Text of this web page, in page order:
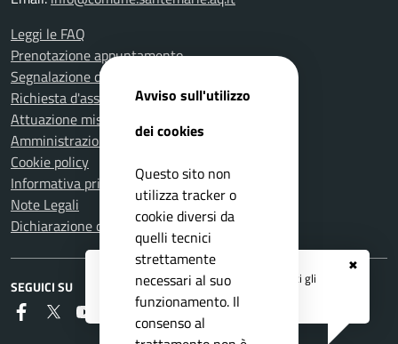
✖
Registrati ai serviziAPP IO
e ricevi tutti gli
aggiornamenti dall'Ente
Leggi le FAQ
Prenotazione appuntamento
Segnalazione disservizio
Richiesta d'assistenza
Attuazione misure PNRR
Amministrazione trasparente
Cookie policy
Informativa privacy
Note Legali
Dichiarazione di accessibilità
SEGUICI SU
FaceboookTwitter YoutubeRSS
Avviso sull'utilizzo
dei cookies
Questo sito non
utilizza tracker o
cookie diversi da
quelli tecnici
strettamente
necessari al suo
funzionamento. Il
consenso al